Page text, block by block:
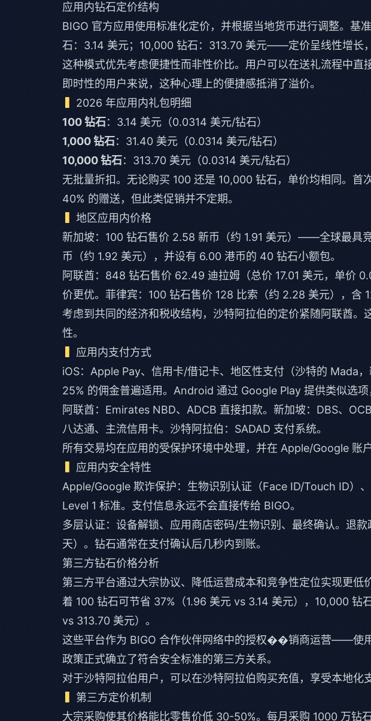
应用内钻石定价结构
BIGO 官方应用使用标准化定价，并根据当地货币进行调整。基
石：3.14 美元；10,000 钻石：313.70 美元——定价呈线性增长
这种模式优先考虑便捷性而非性价比。用户可以在送礼流程中直
即时性的用户来说，这种心理上的便捷感抵消了溢价。
2026 年应用内礼包明细
100 钻石：3.14 美元（0.0314 美元/钻石）
1,000 钻石：31.40 美元（0.0314 美元/钻石）
10,000 钻石：313.70 美元（0.0314 美元/钻石）
无批量折扣。无论购买 100 还是 10,000 钻石，单价均相同。
40% 的赠送，但此类促销并不定期。
地区应用内价格
新加坡：100 钻石售价 2.58 新币（约 1.91 美元）——全球最具
币（约 1.92 美元），并设有 6.00 港币的 40 钻石小额包。
阿联酋：848 钻石售价 62.49 迪拉姆（总价 17.01 美元，单价
价更优。菲律宾：100 钻石售价 128 比索（约 2.28 美元），含
考虑到共同的经济和税收结构，沙特阿拉伯的定价紧随阿联酋。
性。
应用内支付方式
iOS：Apple Pay、信用卡/借记卡、地区性支付（沙特的 Mada
25% 的佣金普遍适用。Android 通过 Google Play 提供类似选项
阿联酋：Emirates NBD、ADCB 直接扣款。新加坡：DBS、
八达通、主流信用卡。沙特阿拉伯：SADAD 支付系统。
所有交易均在应用的受保护环境中处理，并在 Apple/Google 账
应用内安全特性
Apple/Google 欺诈保护：生物识别认证（Face ID/Touch ID）
Level 1 标准。支付信息永远不会直接传给 BIGO。
多层认证：设备解锁、应用商店密码/生物识别、最终确认。退
天）。钻石通常在支付确认后几秒内到账。
第三方钻石价格分析
第三方平台通过大宗协议、降低运营成本和竞争性定位实现更低
着 100 钻石可节省 37%（1.96 美元 vs 3.14 美元），10,000 钻
vs 313.70 美元）。
这些平台作为 BIGO 合作伙伴网络中的授权��销商运营——使
政策正式确立了符合安全标准的第三方关系。
对于沙特阿拉伯用户，可以在沙特阿拉伯购买充值，享受本地化
第三方定价机制
大宗采购使其价格能比零售价低 30-50%。每月采购 1000 万钻